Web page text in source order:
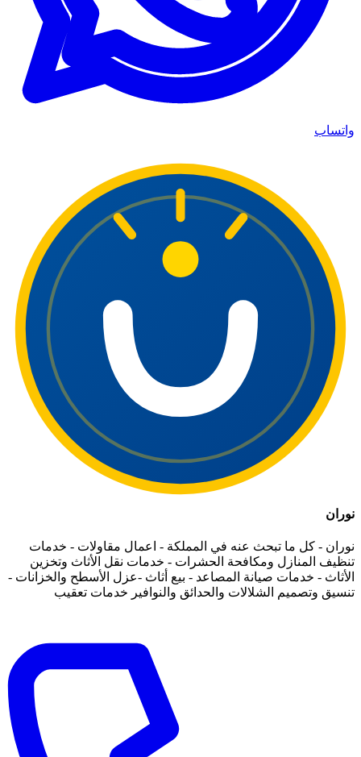
واتساب
نوران
نوران - كل ما تبحث عنه في المملكة - اعمال مقاولات - خدمات
تنظيف المنازل ومكافحة الحشرات - خدمات نقل الأثاث وتخزين
الأثاث - خدمات صيانة المصاعد - بيع أثاث -عزل الأسطح والخزانات -
تنسيق وتصميم الشلالات والحدائق والنوافير خدمات تعقيب